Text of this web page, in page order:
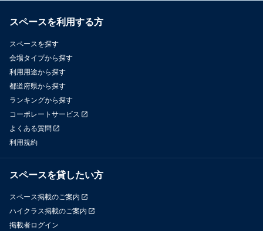
スペースを利用する方
スペースを探す
会場タイプから探す
利用用途から探す
都道府県から探す
ランキングから探す
コーポレートサービス
よくある質問
利用規約
スペースを貸したい方
スペース掲載のご案内
ハイクラス掲載のご案内
掲載者ログイン